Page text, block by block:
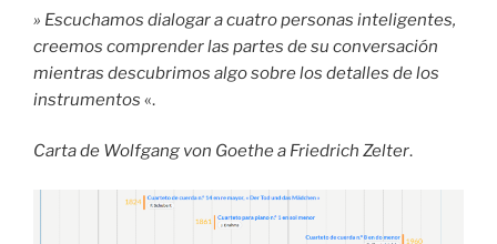
» Escuchamos dialogar a cuatro personas inteligentes,
creemos comprender las partes de su conversación
mientras descubrimos algo sobre los detalles de los
instrumentos «.
Carta de Wolfgang von Goethe a Friedrich Zelter.